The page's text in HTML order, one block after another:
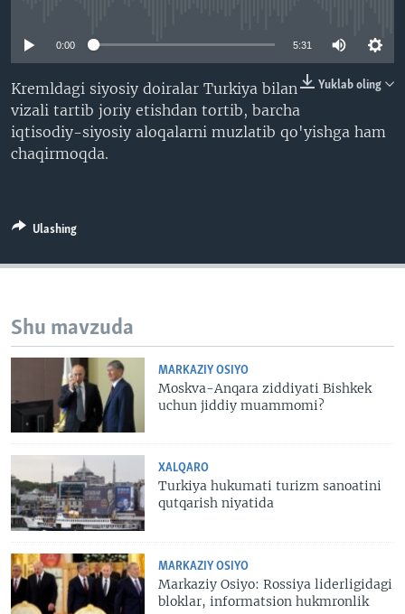
XABARLAR SURATLARDA
TELEGRAM
TWITTER
SOUNDCLOUD
VOA
0:00 5:31
Yuklab oling
Kremldagi siyosiy doiralar Turkiya bilan
vizali tartib joriy etishdan tortib, barcha
iqtisodiy-siyosiy aloqalarni muzlatib qo'yishga ham
chaqirmoqda.
Ulashing
Shu mavzuda
MARKAZIY OSIYO
Moskva-Anqara ziddiyati Bishkek
uchun jiddiy muammomi?
XALQARO
Turkiya hukumati turizm sanoatini
qutqarish niyatida
MARKAZIY OSIYO
Markaziy Osiyo: Rossiya liderligidagi
bloklar, informatsion hukmronlik